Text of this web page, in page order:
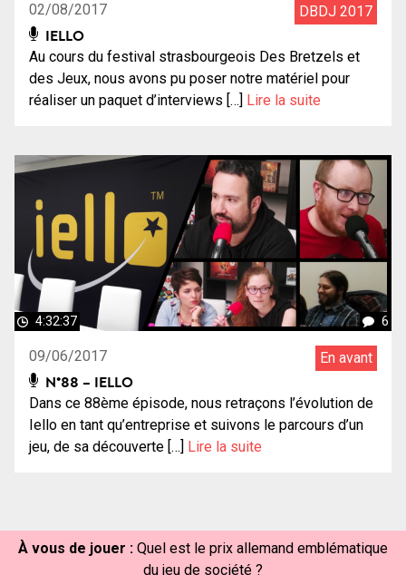
02/08/2017 DBDJ 2017
IELLO
Au cours du festival strasbourgeois Des Bretzels et
des Jeux, nous avons pu poser notre matériel pour
réaliser un paquet d’interviews […] Lire la suite
4:32:37 6
09/06/2017 En avant
N°88 – IELLO
Dans ce 88ème épisode, nous retraçons l’évolution de
Iello en tant qu’entreprise et suivons le parcours d’un
jeu, de sa découverte […] Lire la suite
À vous de jouer : Quel est le prix allemand emblématique
du jeu de société ?